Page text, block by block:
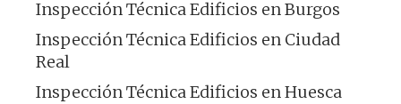
Inspección Técnica Edificios en Burgos
Inspección Técnica Edificios en Ciudad
Real
Inspección Técnica Edificios en Huesca